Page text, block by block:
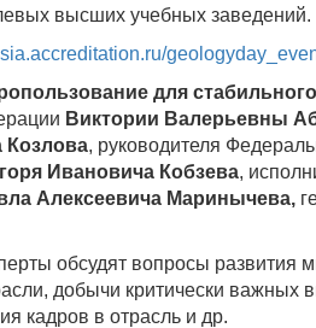
высших учебных заведений.
для
Виктории Валерьевны
Козлова, руководителя
Ивановича Кобзева,
Алексеевича Маринычева,
обсудят вопросы развития
добычи критически важных
кадров в отрасль и др.